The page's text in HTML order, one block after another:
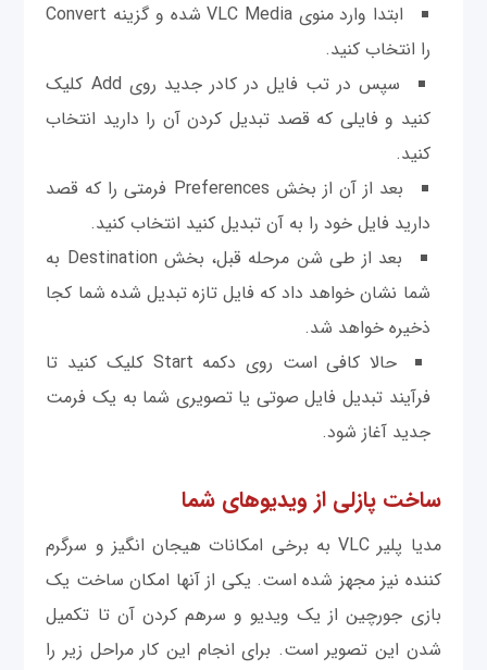
ابتدا وارد منوی VLC Media شده و گزینه Convert
را انتخاب کنید.
سپس در تب فایل در کادر جدید روی Add کلیک
کنید و فایلی که قصد تبدیل کردن آن را دارید انتخاب
کنید.
بعد از آن از بخش Preferences فرمتی را که قصد
دارید فایل خود را به آن تبدیل کنید انتخاب کنید.
بعد از طی شن مرحله قبل، بخش Destination به
شما نشان خواهد داد که فایل تازه تبدیل شده شما کجا
ذخیره خواهد شد.
حالا کافی است روی دکمه Start کلیک کنید تا
فرآيند تبدیل فایل صوتی یا تصویری شما به یک فرمت
جدید آغاز شود.
ساخت پازلی از ویدیوهای شما
مدیا پلیر VLC به برخی امکانات هیجان انگیز و سرگرم
کننده نیز مجهز شده است. یکی از آنها امکان ساخت یک
بازی جورچین از یک ویدیو و سرهم کردن آن تا تکمیل
شدن این تصویر است. برای انجام این کار مراحل زیر را